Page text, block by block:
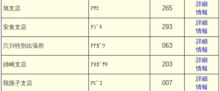
旭支店 ｱｻﾋ 265
詳細
情報
安食支店 ｱｼﾞｷ 293
詳細
情報
穴川特別出張所 ｱﾅｶﾞﾜ 063
詳細
情報
姉崎支店 ｱﾈｶﾞｻｷ 203
詳細
情報
我孫子支店 ｱﾋﾞｺ 007
詳細
情報